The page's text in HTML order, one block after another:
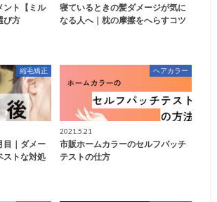
ント【ミル
び方
寝ているときの髪ダメージが気に
なる人へ｜枕の摩擦をへらすコツ
縮毛矯正
目｜ダメー
ストな対処
ヘアカラー
2021.5.21
市販ホームカラーのセルフパッチ
テストの仕方